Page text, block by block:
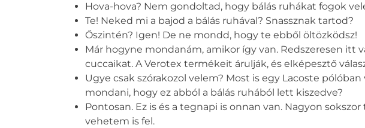
Hova-hova? Nem gondoltad, hogy bálás ruhákat fogok
Te! Neked mi a bajod a bálás ruhával? Snassznak tartod?
Őszintén? Igen! De ne mondd, hogy te ebből öltözködsz!
Már hogyne mondanám, amikor így van. Redszeresen itt
cuccaikat. AVerotex termékeit árulják, és elképesztő
Ugye csak szórakozol velem? Most is egy Lacoste
mondani, hogy ez abból a bálás ruhából lett kiszedve?
Pontosan. Ez is és a tegnapi is onnan van. Nagyon
vehetem is fel.